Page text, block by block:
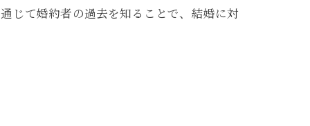
じて婚約者の過去を知ることで、結婚に対